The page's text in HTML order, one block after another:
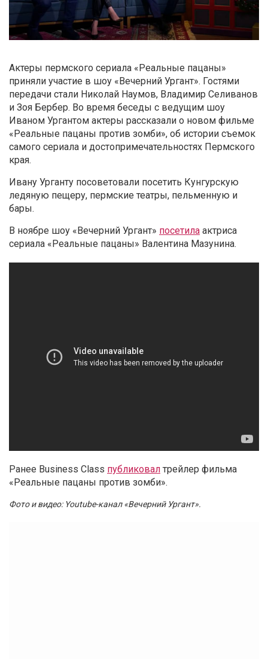
Актеры пермского сериала «Реальные пацаны»
приняли участие в шоу «Вечерний Ургант». Гостями
передачи стали Николай Наумов, Владимир Селиванов
и Зоя Бербер. Во время беседы с ведущим шоу
Иваном Ургантом актеры рассказали о новом фильме
«Реальные пацаны против зомби», об истории съемок
самого сериала и достопримечательностях Пермского
края.
Ивану Урганту посоветовали посетить Кунгурскую
ледяную пещеру, пермские театры, пельменную и
бары.
В ноябре шоу «Вечерний Ургант» посетила актриса
сериала «Реальные пацаны» Валентина Мазунина.
Ранее Business Class публиковал трейлер фильма
«Реальные пацаны против зомби».
Фото и видео: Youtube-канал «Вечерний Ургант».